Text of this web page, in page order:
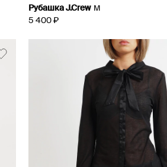
Рубашка J.Crew M
5 400 ₽